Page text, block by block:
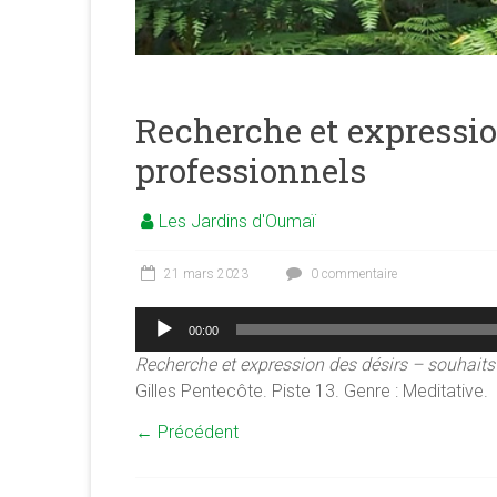
association
<b/>sophrologie,
psychologie
des
ressources
Recherche et
professionnels
Les Jardins d'Oumaï
21 mars 2023 0 commentaire
Lecteur
audio
00:00
Recherche et expression des désirs –
Gilles Pentecôte. Piste 13. Genre : Meditative.
← Précédent